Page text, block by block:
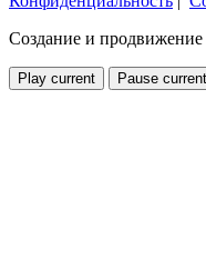
Создание и
Play current Pause current